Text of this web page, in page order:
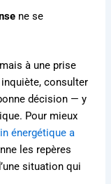
ne se
à une prise
consulter
décision — y
Pour mieux
énergétique a
les repères
situation qui